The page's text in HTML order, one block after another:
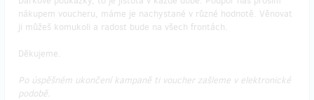
nákupem voucheru, máme je nachystané v různé hodnotě. Věnovat
ji můžeš komukoli a radost bude na všech frontách.
Děkujeme.
Po úspěšném ukončení kampaně ti voucher zašleme v elektronické
podobě.